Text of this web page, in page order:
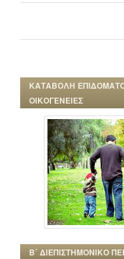
ΚΑΤΑΒΟΛΗ
ΟΙΚΟΓΕΝΕΙΕΣ
Β΄ ΔΙΕΠΙΣΤΗΜΟΝΙΚΟ